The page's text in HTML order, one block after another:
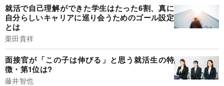
就活で自己理解ができた学生はたった6割、真に
自分らしいキャリアに巡り会うためのゴール設定
とは
栗田貴祥
面接官が「この子は伸びる」と思う就活生の特
徴・第1位は?
藤井智也